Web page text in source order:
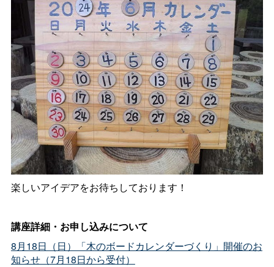
楽しいアイデアをお待ちしております！
講座詳細・お申し込みについて
8月18日（日）「木のボードカレンダーづくり」開催のお
知らせ（7月18日から受付）